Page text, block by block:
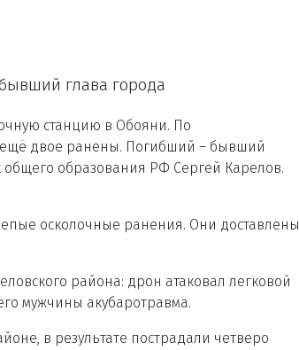
глава города
станцию в Обояни. По
двое ранены. Погибший – бывший
общего образования РФ Сергей Карелов.
осколочные ранения. Они доставлены
района: дрон атаковал легковой
мужчины акубаротравма.
в результате пострадали четверо